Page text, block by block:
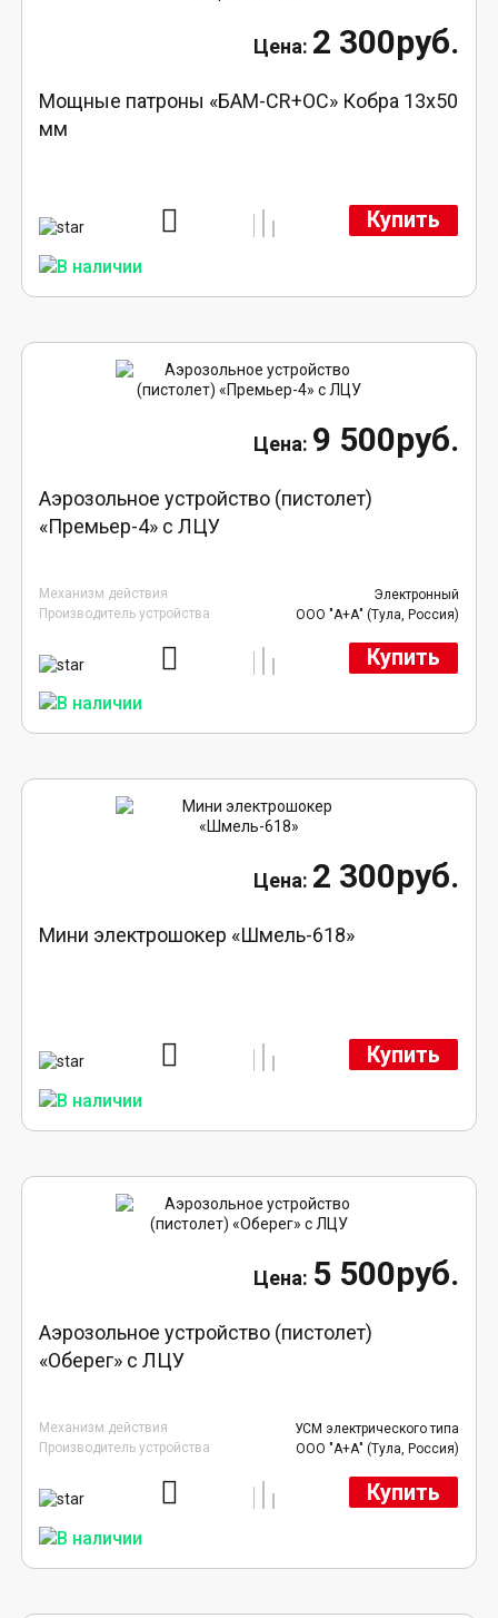
2 300руб.
Мощные патроны «БАМ-CR+ОС» Кобра 13х50
мм
Купить
9 500руб.
Аэрозольное устройство (пистолет)
«Премьер-4» с ЛЦУ
Механизм действия
Электронный
Производитель устройства
ООО "А+А" (Тула, Россия)
Купить
2 300руб.
Мини электрошокер «Шмель-618»
Купить
5 500руб.
Аэрозольное устройство (пистолет)
«Оберег» с ЛЦУ
Механизм действия
УСМ электрического типа
Производитель устройства
ООО "А+А" (Тула, Россия)
Купить